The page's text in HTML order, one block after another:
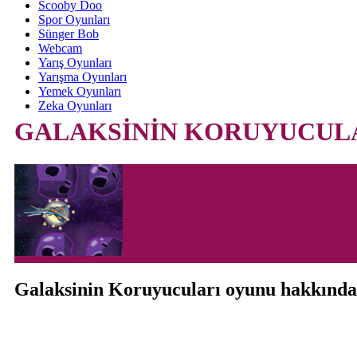
Scooby Doo
Spor Oyunları
Sünger Bob
Webcam
Yarış Oyunları
Yarışma Oyunları
Yemek Oyunları
Zeka Oyunları
GALAKSİNİN
Galaksinin Koruyucuları oyunu hakkında